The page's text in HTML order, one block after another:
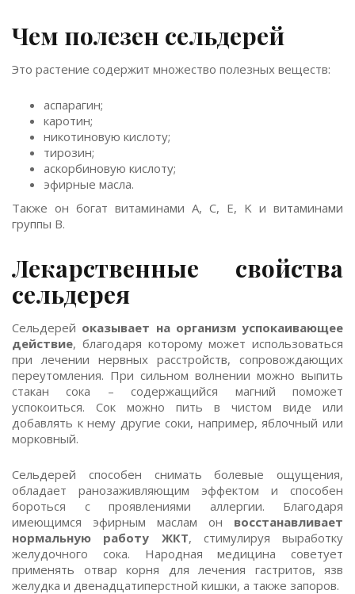
Чем полезен сельдерей
Это растение содержит множество полезных веществ:
аспарагин;
каротин;
никотиновую кислоту;
тирозин;
аскорбиновую кислоту;
эфирные масла.
Также он богат витаминами A, C, E, K и витаминами
группы B.
Лекарственные свойства
сельдерея
Сельдерей оказывает на организм успокаивающее
действие, благодаря которому может использоваться
при лечении нервных расстройств, сопровождающих
переутомления. При сильном волнении можно выпить
стакан сока – содержащийся магний поможет
успокоиться. Сок можно пить в чистом виде или
добавлять к нему другие соки, например, яблочный или
морковный.
Сельдерей способен снимать болевые ощущения,
обладает ранозаживляющим эффектом и способен
бороться с проявлениями аллергии. Благодаря
имеющимся эфирным маслам он восстанавливает
нормальную работу ЖКТ, стимулируя выработку
желудочного сока. Народная медицина советует
применять отвар корня для лечения гастритов, язв
желудка и двенадцатиперстной кишки, а также запоров.